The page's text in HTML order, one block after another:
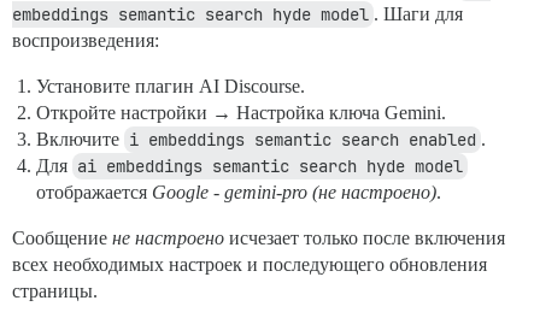
embeddings semantic search hyde model . Шаги для
воспроизведения:
Установите плагин AI Discourse.
Откройте настройки → Настройка ключа Gemini.
Включите i embeddings semantic search enabled .
Для ai embeddings semantic search hyde model
отображается Google - gemini-pro (не настроено).
Сообщение не настроено исчезает только после включения
всех необходимых настроек и последующего обновления
страницы.